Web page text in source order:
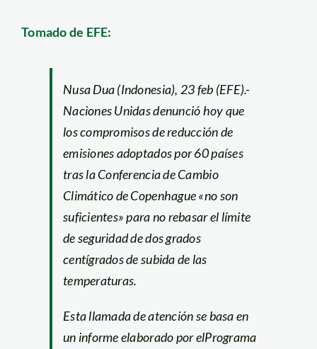
Tomado de EFE:
Nusa Dua (Indonesia), 23 feb (EFE).-
Naciones Unidas denunció hoy que
los compromisos de reducción de
emisiones adoptados por 60 países
tras la Conferencia de Cambio
Climático de Copenhague «no son
suficientes» para no rebasar el límite
de seguridad de dos grados
centígrados de subida de las
temperaturas.
Esta llamada de atención se basa en
un informe elaborado por elPrograma